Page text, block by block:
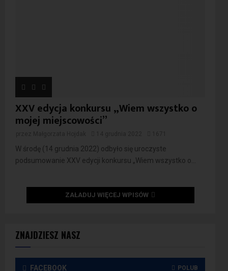
ZNAJDZIESZ NASZ
FACEBOOK POLUB
XXV edycja konkursu „Wiem wszystko o
mojej miejscowości”
W środę (14 grudnia 2022) odbyło się uroczyste
podsumowanie XXV edycji konkursu „Wiem wszystko o...
ZAŁADUJ WIĘCEJ WPISÓW